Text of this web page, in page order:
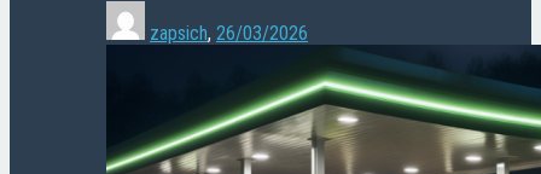
zapsich, 26/03/2026